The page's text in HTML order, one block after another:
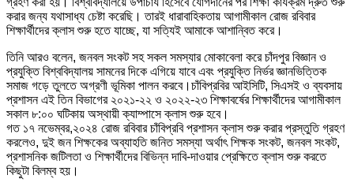
করার জন্য যথাসাধ্য চেষ্টা করেছি। তারই ধারাবাহিকতায় আগামীকাল রোজ রবিবার
শিক্ষার্থীদের ক্লাস শুরু হতে যাচ্ছে, যা সত্যিই আমাকে আশান্বিত করে।
তিনি আরও বলেন, জনবল সংকট সহ সকল সমস্যার মোকাবেলা করে চাঁদপুর বিজ্ঞান ও
প্রযুক্তি বিশ্ববিদ্যালয় সামনের দিকে এগিয়ে যাবে এবং প্রযুক্তি নির্ভর জ্ঞানভিত্তিক
সমাজ গড়ে তুলতে অগ্রণী ভূমিকা পালন করবে।চাঁবিপ্রবির আইসিটি, সিএসই ও ব্যবসায়
প্রশাসন এই তিন বিভাগের ২০২১-২২ ও ২০২২-২৩ শিক্ষাবর্ষের শিক্ষার্থীদের আগামীকাল
সকাল ৮:০০ ঘটিকায় অস্থায়ী ক্যাম্পাসে ক্লাস শুরু হবে।
গত ১৭ নভেম্বর,২০২৪ রোজ রবিবার চাঁবিপ্রবি প্রশাসন ক্লাস শুরু করার প্রস্তুতি গ্রহণ
করলেও, দুই জন শিক্ষকের অব্যাহতি জনিত সমস্যা অর্থাৎ শিক্ষক সংকট, জনবল সংকট,
প্রশাসনিক জটিলতা ও শিক্ষার্থীদের বিভিন্ন দাবি-দাওয়ার প্রেক্ষিতে ক্লাস শুরু করতে
কিছুটা বিলম্ব হয়।